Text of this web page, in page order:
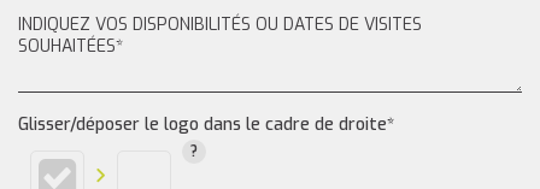
Glisser/déposer le logo dans le cadre de droite*